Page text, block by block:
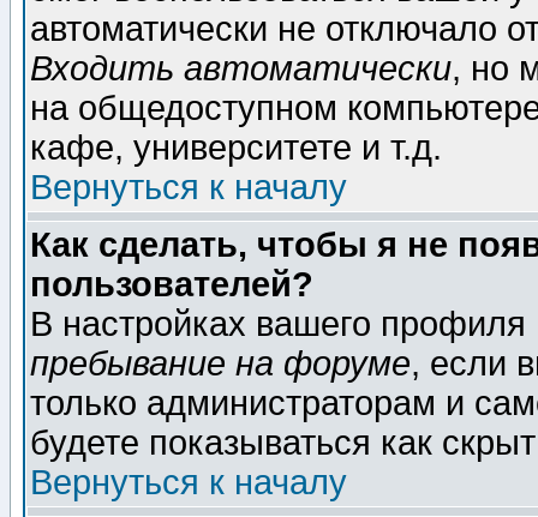
автоматически не отключало
Входить автоматически, но
на общедоступном
кафе, университете и т.д.
Вернуться к началу
Как сделать, чтобы я не
пользователей?
В настройках вашего
пребывание на форуме, если
только администраторам и
будете показываться как
Вернуться к началу